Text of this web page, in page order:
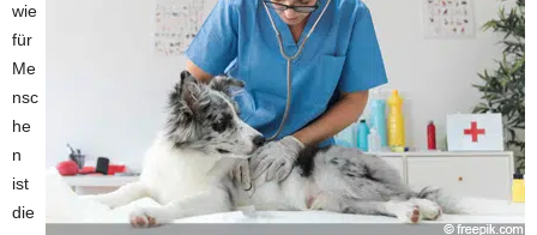
wie
für
Me
nsc
he
n
ist
die